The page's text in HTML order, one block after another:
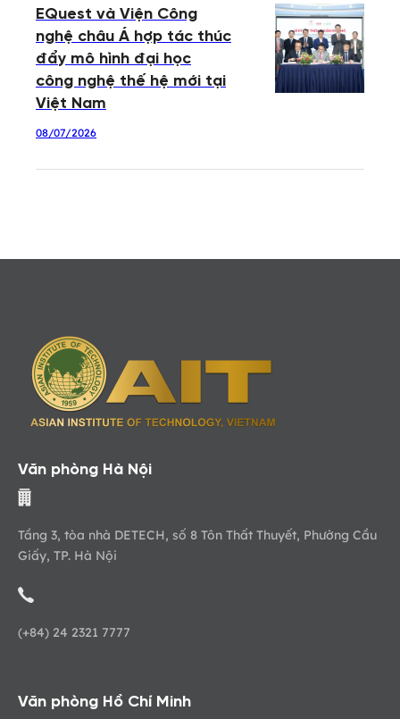
EQuest và Viện Công
nghệ châu Á hợp tác thúc
đẩy mô hình đại học
công nghệ thế hệ mới tại
Việt Nam
08/07/2026
Văn phòng Hà Nội
Tầng 3, tòa nhà DETECH, số 8 Tôn Thất Thuyết, Phường Cầu
Giấy, TP. Hà Nội
(+84) 24 2321 7777
Văn phòng Hồ Chí Minh